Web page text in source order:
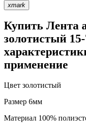
xmark
Купить Лента
золотистый
применение
Цвет золотистый
Размер 6мм
Материал 100%